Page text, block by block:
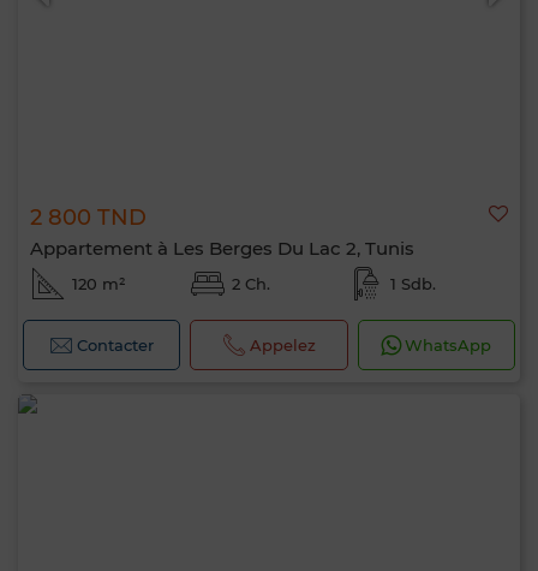
2 800 TND
Appartement à Les Berges Du Lac 2, Tunis
120 m² 2 Ch. 1 Sdb.
Contacter Appelez WhatsApp